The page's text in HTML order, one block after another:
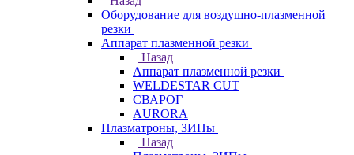
Оборудование для воздушно-плазменной
резки
Аппарат плазменной резки
Назад
Аппарат плазменной резки
WELDESTAR CUT
СВАРОГ
AURORA
Плазматроны, ЗИПы
Назад